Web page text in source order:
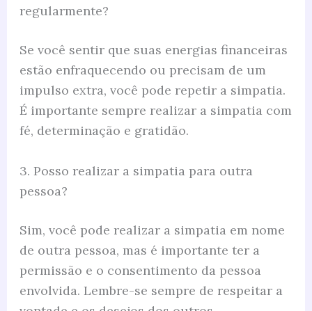
regularmente?
Se você sentir que suas energias financeiras
estão enfraquecendo ou precisam de um
impulso extra, você pode repetir a simpatia.
É importante sempre realizar a simpatia com
fé, determinação e gratidão.
3. Posso realizar a simpatia para outra
pessoa?
Sim, você pode realizar a simpatia em nome
de outra pessoa, mas é importante ter a
permissão e o consentimento da pessoa
envolvida. Lembre-se sempre de respeitar a